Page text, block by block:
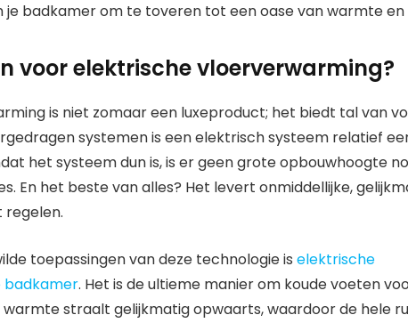
je badkamer om te toveren tot een oase van warmte
voor elektrische vloerverwarming?
is niet zomaar een luxeproduct; het biedt tal van
systemen is een elektrisch systeem relatief
het systeem dun is, is er geen grote opbouwhoogte
En het beste van alles? Het levert onmiddellijke,
regelen.
toepassingen van deze technologie is elektrische
badkamer. Het is de ultieme manier om koude voeten
warmte straalt gelijkmatig opwaarts, waardoor de hele